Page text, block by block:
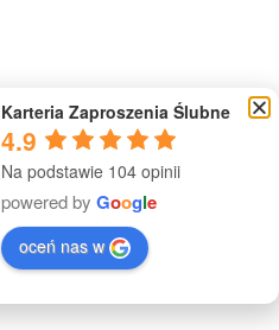
Karteria Zaproszenia Ślubne
4.9
Na podstawie 104 opinii
powered by Google
oceń nas w